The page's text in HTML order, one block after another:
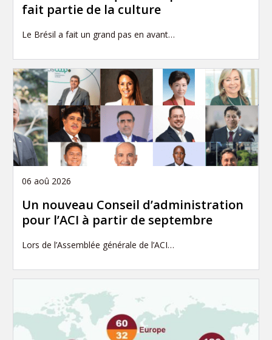
fait partie de la culture
Le Brésil a fait un grand pas en avant…
06 aoû 2026
Un nouveau Conseil d’administration
pour l’ACI à partir de septembre
Lors de l’Assemblée générale de l’ACI…